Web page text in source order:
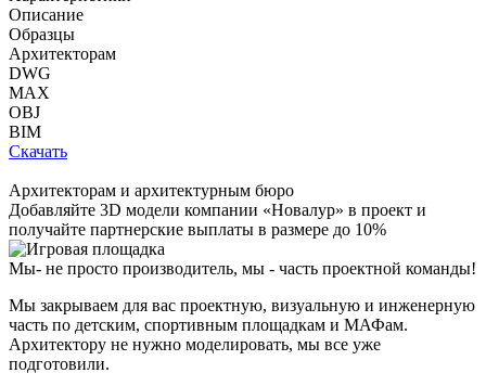
Описание
Образцы
Архитекторам
DWG
MAX
OBJ
BIM
Скачать
Архитекторам и архитектурным бюро
Добавляйте 3D модели компании «Новалур» в проект и
получайте партнерские выплаты в размере до 10%
Мы- не просто производитель, мы - часть проектной команды!
Мы закрываем для вас проектную, визуальную и инженерную
часть по детским, спортивным площадкам и МАФам.
Архитектору не нужно моделировать, мы все уже
подготовили.